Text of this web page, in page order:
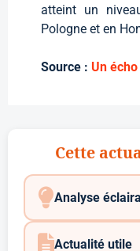
atteint un
Pologne et en
Source : Un écho
Cette
Analyse
Actualité utile